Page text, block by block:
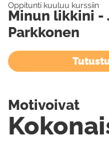
Oppitunti kuuluu kurssiin
Minun likkini -
Parkkonen
Motivoivat